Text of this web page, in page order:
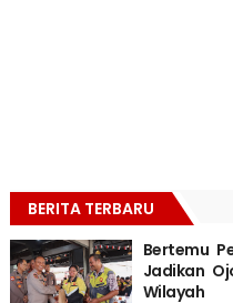
BERITA TERBARU
Bertemu
Jadikan
Wilayah